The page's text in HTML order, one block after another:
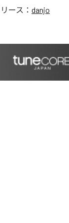
ース： danjo